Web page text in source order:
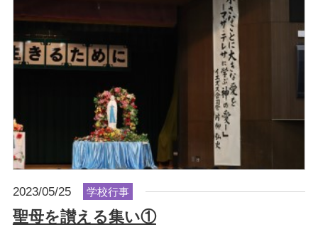
2023/05/25 学校行事
聖母を讃える集い①